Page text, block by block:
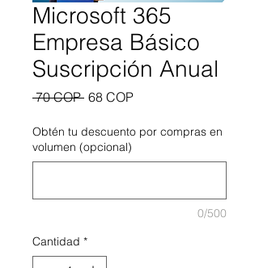
Microsoft 365
Empresa Básico
Suscripción Anual
70 COP Precio
68 COPPrecio de oferta
Obtén tu descuento por compras en
volumen (opcional)
0/500
Cantidad *